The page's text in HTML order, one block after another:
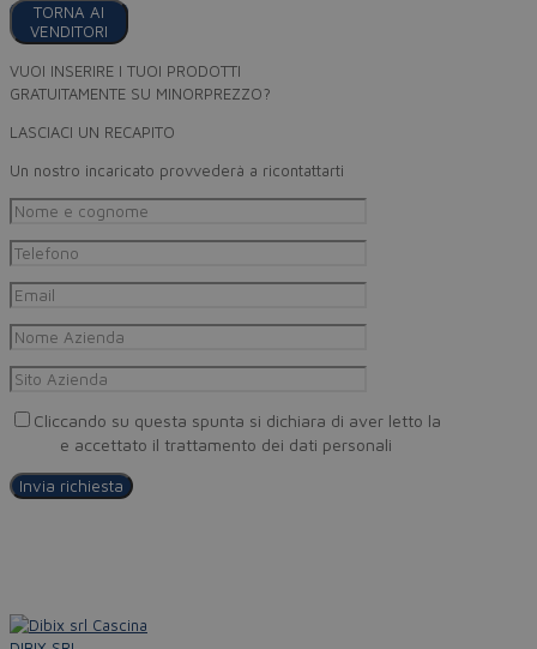
TORNA AI
VENDITORI
VUOI INSERIRE I TUOI PRODOTTI
GRATUITAMENTE SU MINORPREZZO?
LASCIACI UN RECAPITO
Un nostro incaricato provvederà a ricontattarti
Cliccando su questa spunta si dichiara di aver letto la
e accettato il trattamento dei dati personali